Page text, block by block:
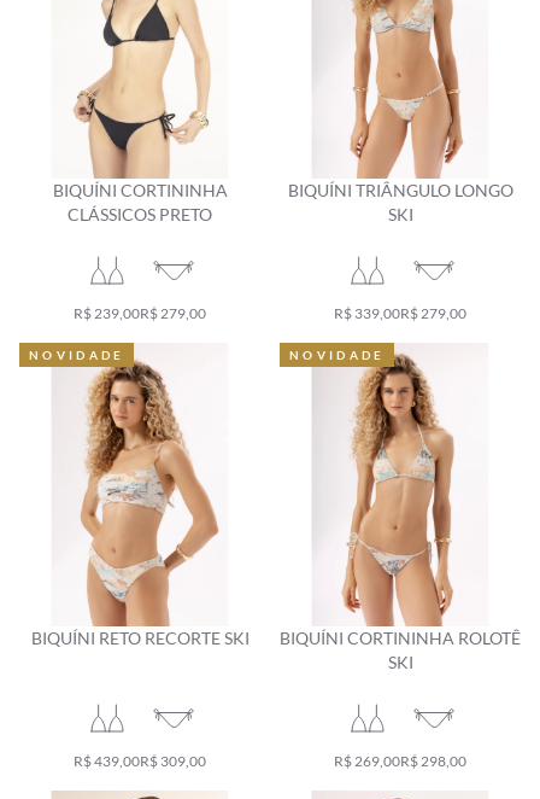
BIQUÍNI CORTININHA
CLÁSSICOS PRETO
R$ 239,00R$ 279,00
BIQUÍNI TRIÂNGULO LONGO
SKI
R$ 339,00R$ 279,00
BIQUÍNI RETO RECORTE SKI
R$ 439,00
NOVIDADE
R$ 309,00
NOVIDADE
BIQUÍNI CORTININHA ROLOTÊ
SKI
R$ 269,00
NOVIDADE
R$ 298,00
NOVIDADE